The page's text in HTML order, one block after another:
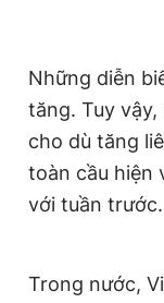
Những diễn
tăng. Tuy
cho dù tăng
toàn cầu hiện
với tuần trước.
Trong nước,